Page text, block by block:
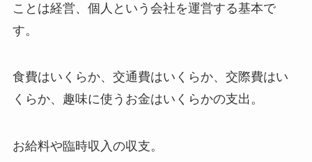
ことは経営、個人という会社を運営する基本で
す。
食費はいくらか、交通費はいくらか、交際費はい
くらか、趣味に使うお金はいくらかの支出。
お給料や臨時収入の収支。